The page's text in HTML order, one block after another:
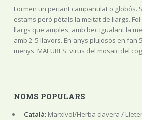
Formen un periant campanulat o globós.
estams però pètals la meitat de llargs.
llargs que amples, amb bec igualant la
amb 2-5 llavors. En anys plujosos en fan
menys. MALURES: virus del mosaic del
NOMS POPULARS
Català:Marxívol/Herba clavera /